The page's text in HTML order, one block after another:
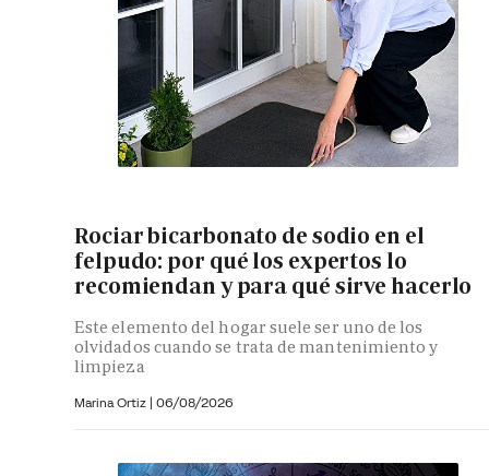
Rociar bicarbonato de sodio en el
felpudo: por qué los expertos lo
recomiendan y para qué sirve hacerlo
Este elemento del hogar suele ser uno de los
olvidados cuando se trata de mantenimiento y
limpieza
Marina Ortiz | 06/08/2026